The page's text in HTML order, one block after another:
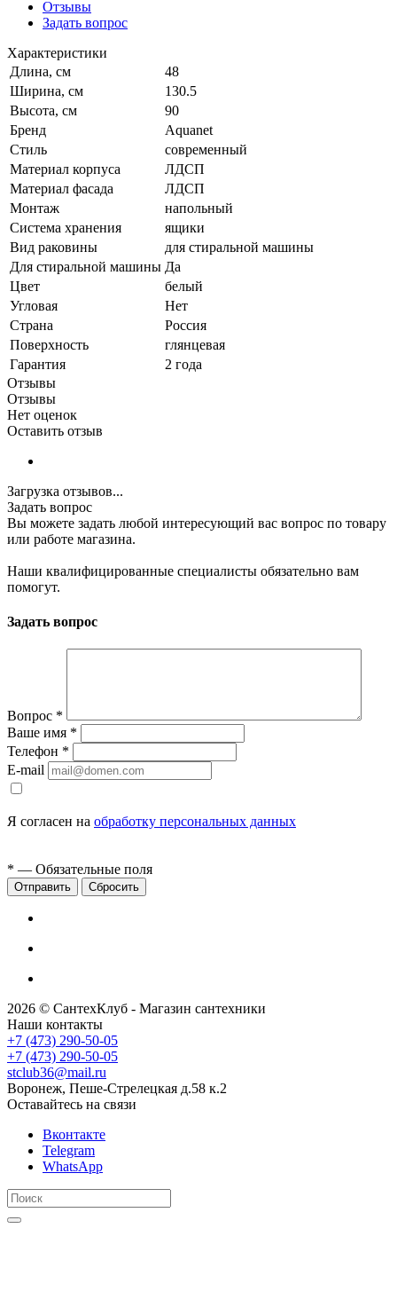
Отзывы
Задать вопрос
Характеристики
Длина, см
48
Ширина, см
130.5
Высота, см
90
Бренд
Aquanet
Стиль
современный
Материал корпуса
ЛДСП
Материал фасада
ЛДСП
Монтаж
напольный
Система хранения
ящики
Вид раковины
для стиральной машины
Для стиральной машины Да
Цвет
белый
Угловая
Нет
Страна
Россия
Поверхность
глянцевая
Гарантия
2 года
Отзывы
Отзывы
Нет оценок
Оставить отзыв
Загрузка отзывов...
Задать вопрос
Вы можете задать любой интересующий вас вопрос по товару
или работе магазина.
Наши квалифицированные специалисты обязательно вам
помогут.
Задать вопрос
Вопрос *
Ваше имя *
Телефон *
E-mail
Я согласен на обработку персональных данных
* — Обязательные поля
Сбросить
2026 © СантехКлуб - Магазин сантехники
Наши контакты
+7 (473) 290-50-05
+7 (473) 290-50-05
stclub36@mail.ru
Воронеж, Пеше-Стрелецкая д.58 к.2
Оставайтесь на связи
Вконтакте
Telegram
WhatsApp